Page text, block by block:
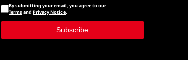
By submitting your email, you agree to our
Terms and Privacy Notice.
Subscribe